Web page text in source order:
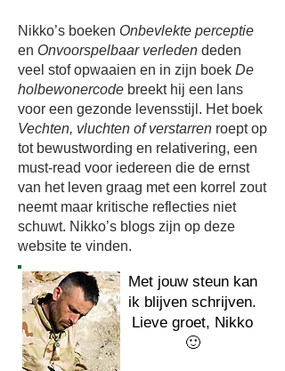
Nikko’s boeken Onbevlekte perceptie
en Onvoorspelbaar verleden deden
veel stof opwaaien en in zijn boek De
holbewonercode breekt hij een lans
voor een gezonde levensstijl. Het boek
Vechten, vluchten of verstarren roept op
tot bewustwording en relativering, een
must-read voor iedereen die de ernst
van het leven graag met een korrel zout
neemt maar kritische reflecties niet
schuwt. Nikko’s blogs zijn op deze
website te vinden.
Met jouw steun kan
ik blijven schrijven.
Lieve groet, Nikko
🙂